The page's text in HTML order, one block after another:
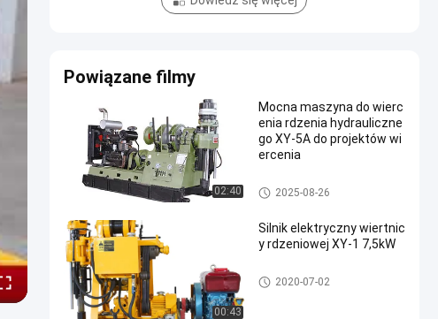
Powiązane filmy
02:40
Mocna maszyna do wierc
enia rdzenia hydrauliczne
go XY-5A do projektów wi
ercenia
Core Drilling Rig
2025-08-26
00:43
Silnik elektryczny wiertnic
y rdzeniowej XY-1 7,5kW
Core Drilling Rig
2020-07-02